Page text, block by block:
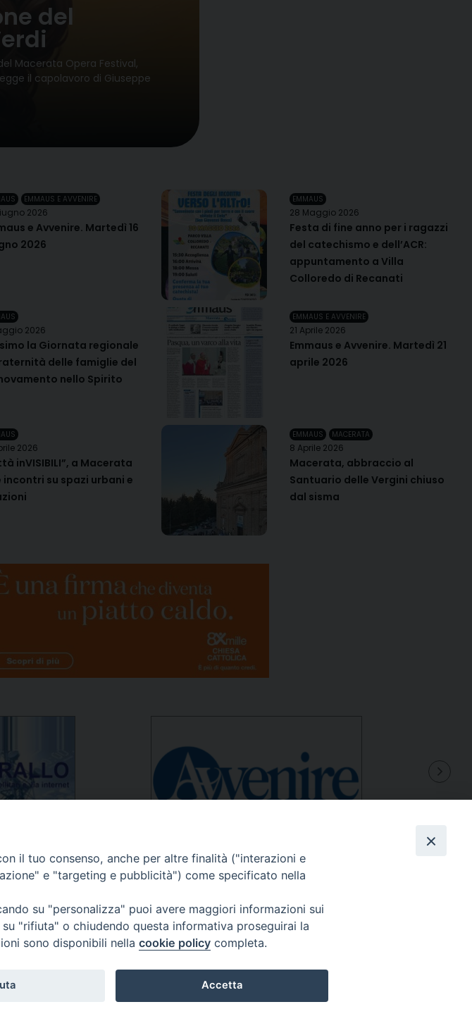
del
Macerata Opera Festival,
il capolavoro di Giuseppe
EMMAUS E AVVENIRE
2026
e Avvenire. Martedì 16
2026
EMMAUS
28 Maggio 2026
Festa di fine anno per i ragazzi
del catechismo e dell’ACR:
appuntamento a Villa
Colloredo di Recanati
2026
la Giornata regionale
delle famiglie del
nello Spirito
EMMAUS E AVVENIRE
21 Aprile 2026
Emmaus e Avvenire. Martedì 21
aprile 2026
2026
inVISIBILI”, a Macerata
incontri su spazi urbani e
EMMAUS MACERATA
8 Aprile 2026
Macerata, abbraccio al
Santuario delle Vergini chiuso
dal sisma
© 2025 MarcheMedia s.c. – Via Cincinelli 4 – 62100 Macerata
il tuo consenso, anche per altre finalità ("interazioni e
e "targeting e pubblicità") come specificato nella
su "personalizza" puoi avere maggiori informazioni sui
"rifiuta" o chiudendo questa informativa proseguirai la
sono disponibili nella cookie policy completa.
Accetta